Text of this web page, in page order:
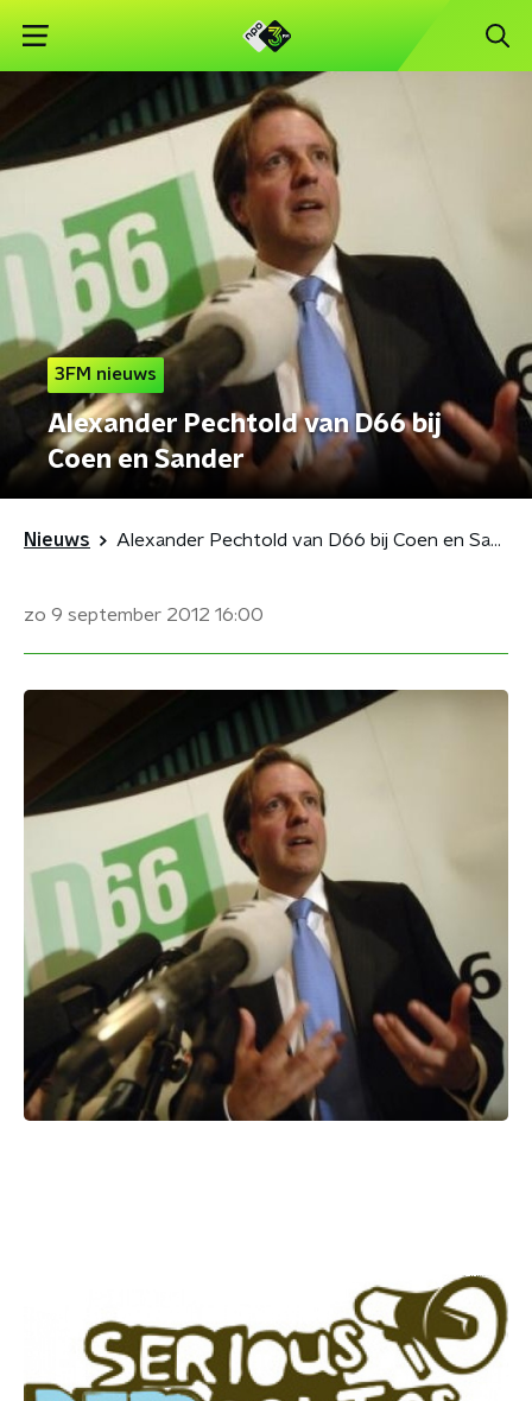
3FM nieuws
Alexander Pechtold van D66 bij
Coen en Sander
Nieuws Alexander Pechtold van D66 bij Coen en Sander
zo 9 september 2012 16:00